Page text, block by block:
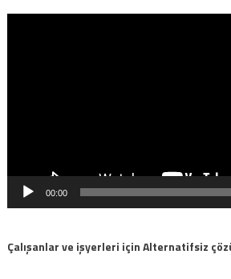
00:00
Çalışanlar ve işyerleri için Alternatifsiz